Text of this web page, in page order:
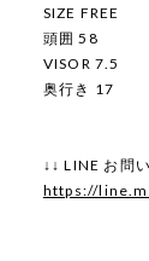
SIZE FREE
頭囲 58
VISOR 7.5
奥行き 17
↓↓ LINE お問
https://